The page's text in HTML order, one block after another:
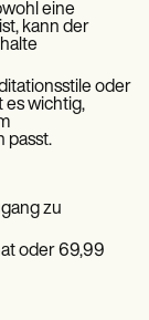
eine
kann der
oder
es wichtig,
passt.
zu
oder 69,99